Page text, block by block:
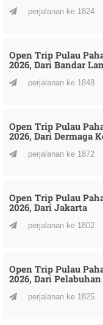
perjalanan ke 1824
Open Trip Pulau
2026, Dari Bandar
perjalanan ke 1848
Open Trip Pulau
2026, Dari Dermaga
perjalanan ke 1872
Open Trip Pulau
2026, Dari Jakarta
perjalanan ke 1802
Open Trip Pulau
2026, Dari
perjalanan ke 1825